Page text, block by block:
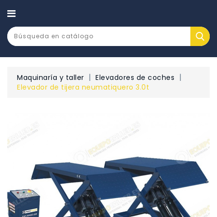
CATEGORÍA
Maquinaría y taller
Elevadores de coches
Elevador de tijera neumatiquero 3.0t